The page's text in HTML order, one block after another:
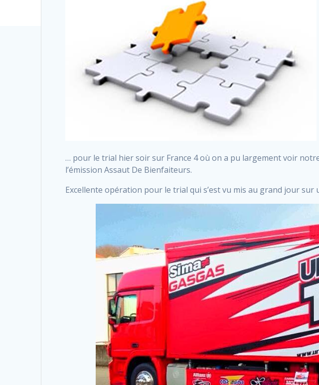
… pour le trial hier soir sur France 4 où on a pu largement voir notre
l’émission Assaut De Bienfaiteurs.
Excellente opération pour le trial qui s’est vu mis au grand jour sur